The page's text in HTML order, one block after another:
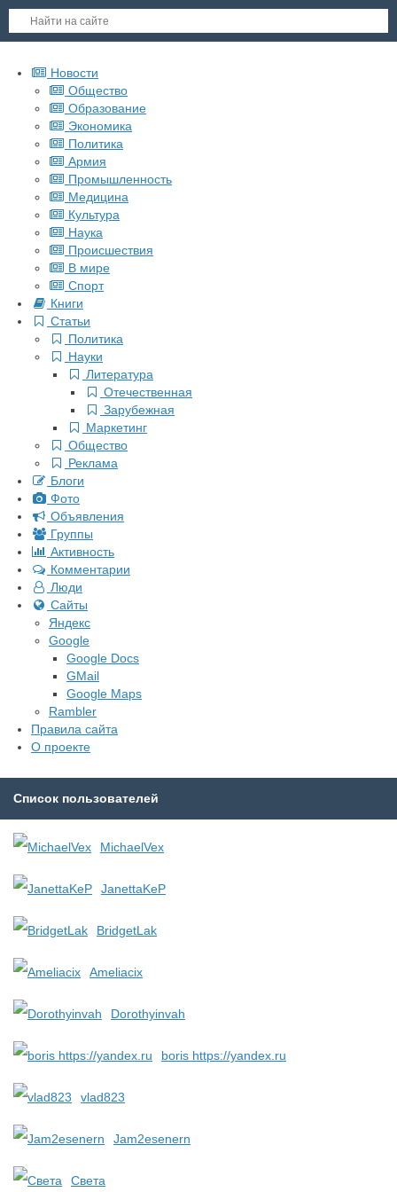
Новости
Общество
Образование
Экономика
Политика
Армия
Промышленность
Медицина
Культура
Наука
Происшествия
В мире
Спорт
Книги
Статьи
Политика
Науки
Литература
Отечественная
Зарубежная
Маркетинг
Общество
Реклама
Блоги
Фото
Объявления
Группы
Активность
Комментарии
Люди
Сайты
Яндекс
Google
Google Docs
GMail
Google Maps
Rambler
Правила сайта
О проекте
Список пользователей
MichaelVex
JanettaKeP
BridgetLak
Ameliacix
Dorothyinvah
boris https://yandex.ru
vlad823
Jam2esenern
Света